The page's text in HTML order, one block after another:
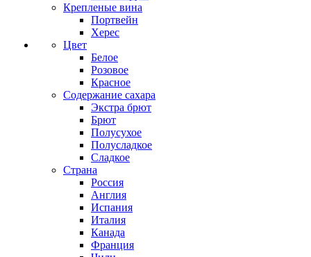
Крепленые вина
Портвейн
Херес
Цвет
Белое
Розовое
Красное
Содержание сахара
Экстра брют
Брют
Полусухое
Полусладкое
Сладкое
Страна
Россия
Англия
Испания
Италия
Канада
Франция